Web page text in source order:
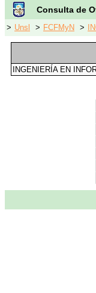
Consulta de
> Unsl > FCFMyN >
INGENIERÍA EN